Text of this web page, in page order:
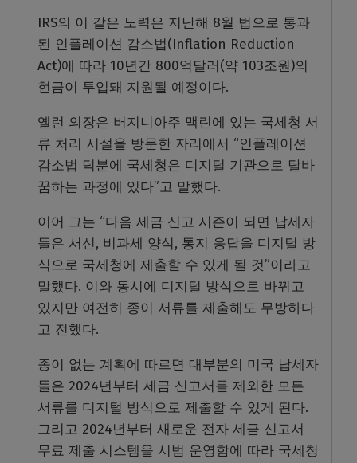
IRS의 이 같은 노력은 지난해 8월 법으로 통과
된 인플레이션 감소법(Inflation Reduction
Act)에 따라 10년간 800억달러(약 103조원)의
현금이 투입돼 지원될 예정이다.
옐런 의장은 버지니아주 맥린에 있는 국세청 서
류 처리 시설을 방문한 자리에서 “인플레이션
감소법 덕분에 국세청은 디지털 기관으로 탈바
꿈하는 과정에 있다”고 말했다.
이어 그는 “다음 세금 신고 시즌이 되면 납세자
들은 서신, 비과세 양식, 통지 응답을 디지털 방
식으로 국세청에 제출할 수 있게 될 것”이라고
말했다. 이와 동시에 디지털 방식으로 바뀌고
있지만 여전히 종이 서류를 제출해도 무방하다
고 전했다.
종이 없는 계획에 따르면 대부분의 미국 납세자
들은 2024년부터 세금 신고서를 제외한 모든
서류를 디지털 방식으로 제출할 수 있게 된다.
그리고 2024년부터 새로운 전자 세금 신고서
무료 제출 시스템을 시범 운영함에 따라 국세청